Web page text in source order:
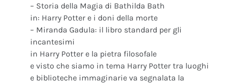
– Storia della Magia di Bathilda Bath
in: Harry Potter e i doni della morte
– Miranda Gadula: il libro standard per gli
incantesimi
in Harry Potter e la pietra filosofale
e visto che siamo in tema Harry Potter tra luoghi
e biblioteche immaginarie va segnalata la